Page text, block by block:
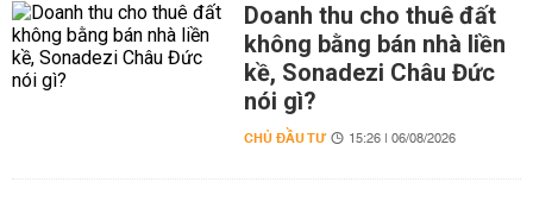
Doanh thu cho thuê đất
không bằng bán nhà liền
kề, Sonadezi Châu Đức
nói gì?
CHỦ ĐẦU TƯ 15:26 | 06/08/2026